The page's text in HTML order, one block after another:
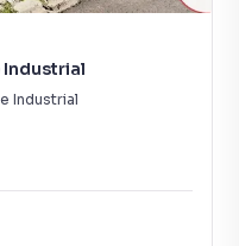
Industrial
Industrial